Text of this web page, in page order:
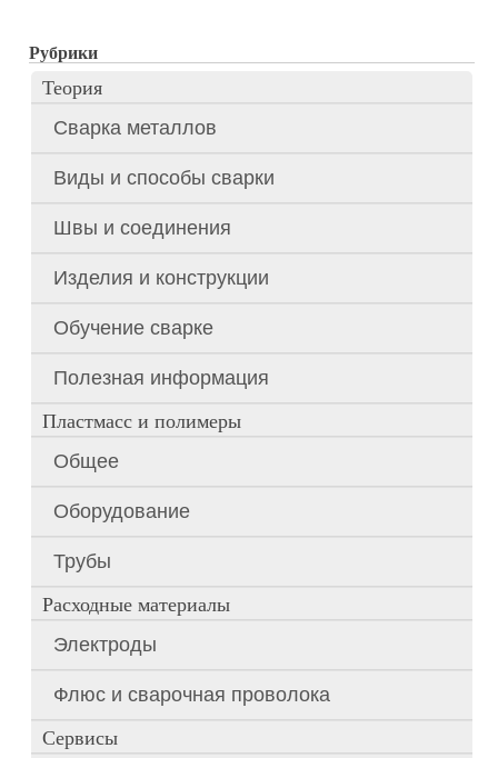
Рубрики
Теория
Сварка металлов
Виды и способы сварки
Швы и соединения
Изделия и конструкции
Обучение сварке
Полезная информация
Пластмасс и полимеры
Общее
Оборудование
Трубы
Расходные материалы
Электроды
Флюс и сварочная проволока
Сервисы